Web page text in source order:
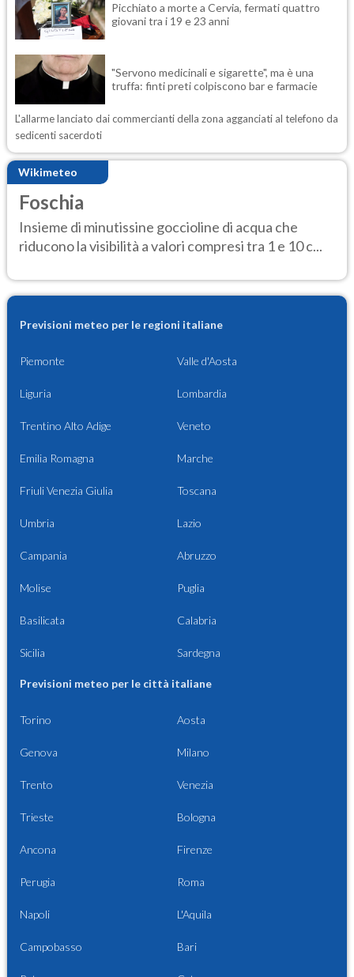
Picchiato a morte a Cervia, fermati quattro
giovani tra i 19 e 23 anni
"Servono medicinali e sigarette", ma è una
truffa: finti preti colpiscono bar e farmacie
L'allarme lanciato dai commercianti della zona agganciati al telefono da
sedicenti sacerdoti
Wikimeteo
Foschia
Insieme di minutissine goccioline di acqua che
riducono la visibilità a valori compresi tra 1 e 10 c...
Previsioni meteo per le regioni italiane
Piemonte Valle d'Aosta
Liguria Lombardia
Trentino Alto Adige Veneto
Emilia Romagna Marche
Friuli Venezia Giulia Toscana
Umbria Lazio
Campania Abruzzo
Molise Puglia
Basilicata Calabria
Sicilia Sardegna
Previsioni meteo per le città italiane
Torino Aosta
Genova Milano
Trento Venezia
Trieste Bologna
Ancona Firenze
Perugia Roma
Napoli L'Aquila
Campobasso Bari